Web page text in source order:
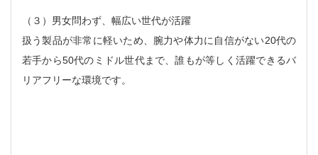
（３）男女問わず、幅広い世代が活躍
扱う製品が非常に軽いため、腕力や体力に自信がない20代の
若手から50代のミドル世代まで、誰もが等しく活躍できるバ
リアフリーな環境です。